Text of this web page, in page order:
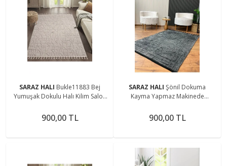
SARAZ HALI Bukle11883 Bej
Yumuşak Dokulu Halı Kilim Salon
Dokuma Makine Halısı
900,00 TL
SARAZ HALI Şönil Dokuma
Kayma Yapmaz Makinede
Bohem Kilim Antrasit 2
900,00 TL